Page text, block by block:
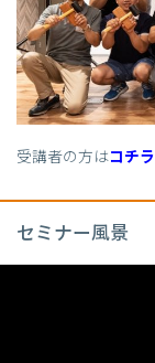
受講者の方はコチラ
セミナー風景